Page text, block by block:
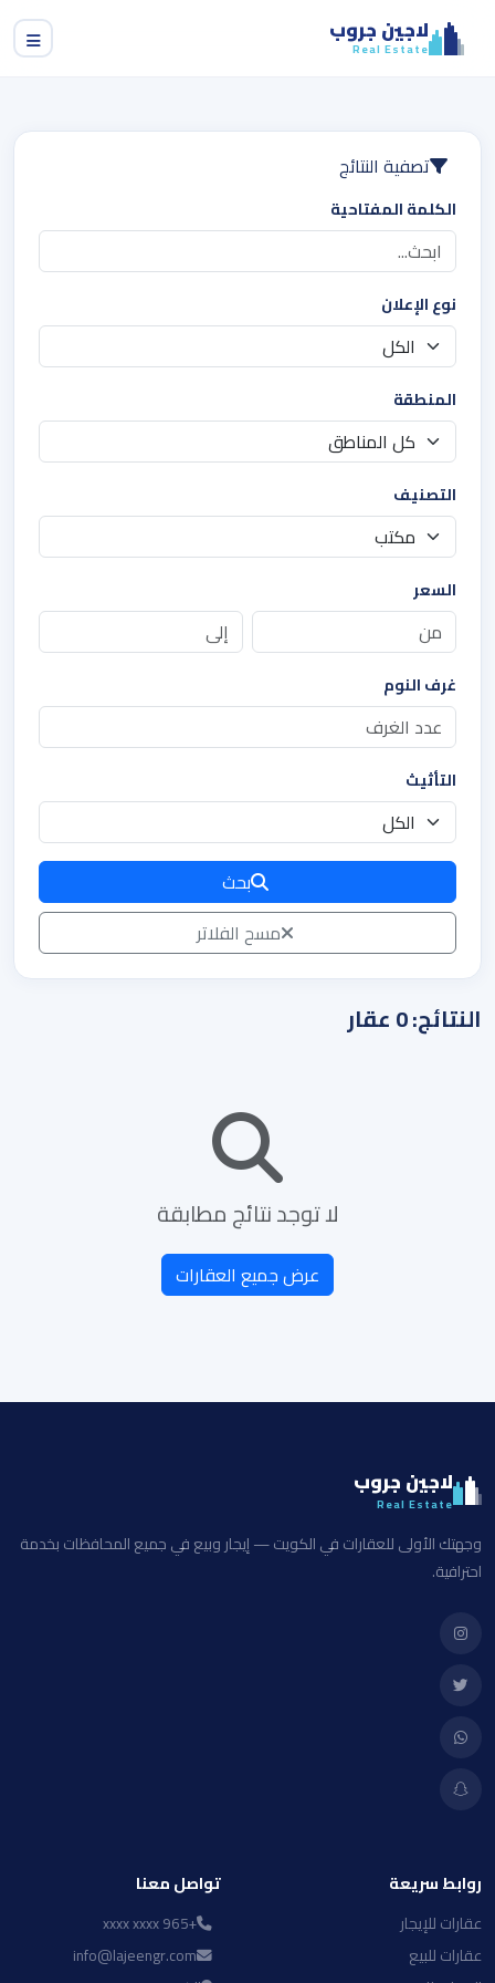
لاجين جروب
Real Estate
تصفية النتائج
الكلمة المفتاحية
نوع الإعلان
المنطقة
التصنيف
السعر
غرف النوم
التأثيث
بحث
مسح الفلاتر
النتائج: 0 عقار
لا توجد نتائج مطابقة
عرض جميع العقارات
لاجين جروب
Real Estate
وجهتك الأولى للعقارات في الكويت — إيجار وبيع في جميع المحافظات بخدمة
احترافية.
روابط سريعة
عقارات للإيجار
عقارات للبيع
تواصل معنا
+965 xxxx xxxx
info@lajeengr.com